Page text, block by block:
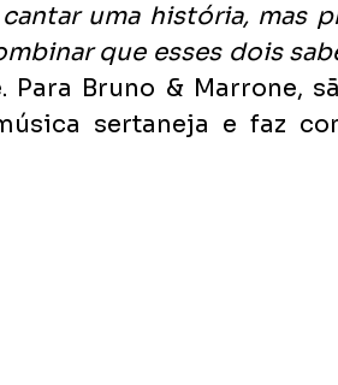
uma história, mas
que esses dois
Bruno & Marrone,
sertaneja e faz